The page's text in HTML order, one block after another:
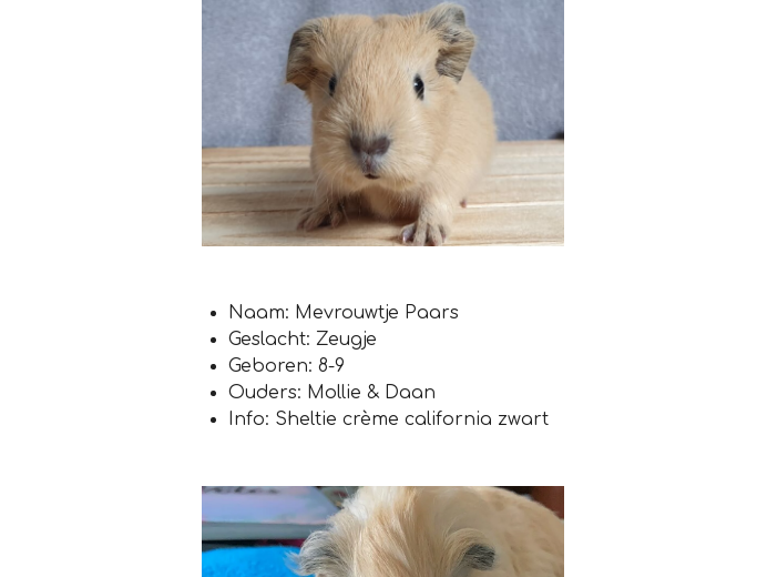
Naam: Mevrouwtje Paars
Geslacht: Zeugje
Geboren: 8-9
Ouders: Mollie & Daan
Info: Sheltie crème california zwart